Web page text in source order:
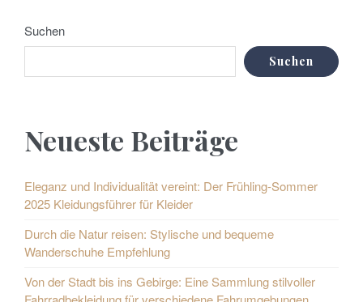
Suchen
Suchen
Neueste Beiträge
Eleganz und Individualität vereint: Der Frühling-Sommer
2025 Kleidungsführer für Kleider
Durch die Natur reisen: Stylische und bequeme
Wanderschuhe Empfehlung
Von der Stadt bis ins Gebirge: Eine Sammlung stilvoller